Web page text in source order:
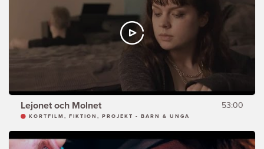
Lejonet och Molnet 53:00
KORTFILM, FIKTION, PROJEKT - BARN & UNGA